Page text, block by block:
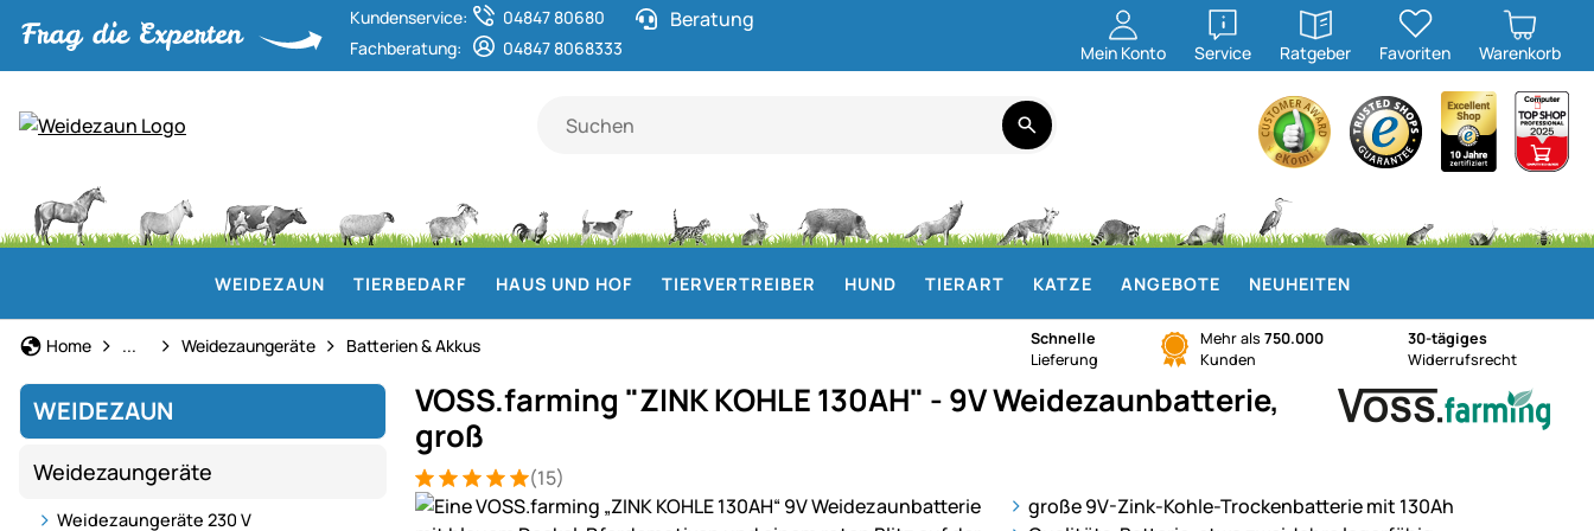
Kundenservice:
04847 80680
Fachberatung:
04847 8068333
Beratung
Mein Konto Service
öffnen
Ratgeber
öffnen
Favoriten Warenkorb
WEIDEZAUN TIERBEDARF HAUS UND HOF TIERVERTREIBER HUND TIERART KATZE ANGEBOTE NEUHEITEN
Home Weidezaun
... Weidezaungeräte Batterien & Akkus
Schnelle
Lieferung
Mehr als 750.000
Kunden
30-tägiges
Widerrufsrecht
WEIDEZAUN
Weidezaungeräte
Weidezaungeräte 230 V
VOSS.farming "ZINK KOHLE 130AH" - 9V Weidezaunbatterie,
groß
Bewertung: 5 von 5 (15 Bewertungen)
15 Bewertungen
(15)
Produktgalerie
große 9V-Zink-Kohle-Trockenbatterie mit 130Ah